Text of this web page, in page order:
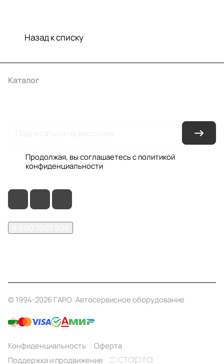
Назад к списку
Каталог
Продолжая, вы соглашаетесь с политикой
конфиденциальности
© 1994-2026 ГАРО: Автосервисное оборудование
Конфиденциальность
Оферта
Поддержка и продвижение